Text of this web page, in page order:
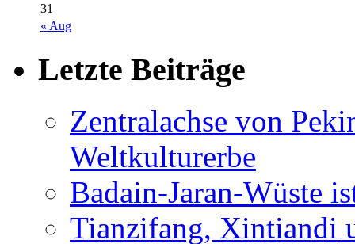
« Aug
31
Letzte Beiträge
Zentralachse von
Weltkulturerbe
Badain-Jaran-Wüste
Tianzifang, Xintiandi